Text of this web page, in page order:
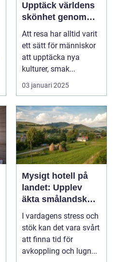
Upptäck världens
skönhet genom
specialiserade
resor
Att resa har alltid varit
ett sätt för människor
att upptäcka nya
kulturer, smak...
03 januari 2025
Mysigt hotell på
landet: Upplev
äkta smålandsk
charm på
smålandstorpet
I vardagens stress och
stök kan det vara svårt
att finna tid för
avkoppling och lugn...